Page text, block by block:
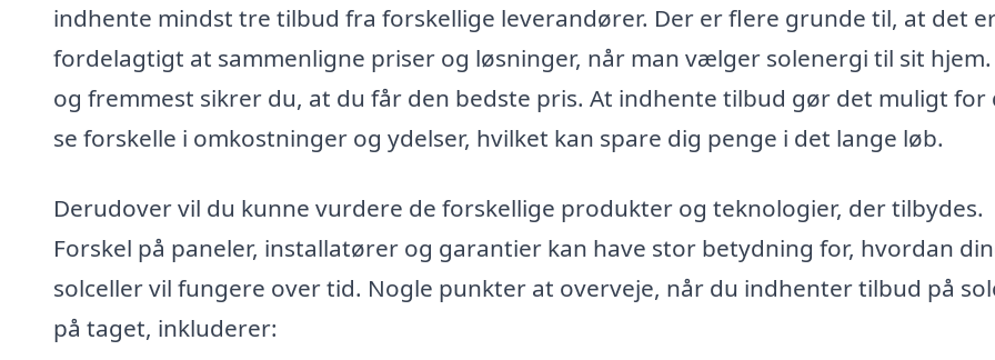
indhente mindst tre tilbud fra forskellige leverandører. Der er flere grunde til, at det
fordelagtigt at sammenligne priser og løsninger, når man vælger solenergi til sit
og fremmest sikrer du, at du får den bedste pris. At indhente tilbud gør det muligt for
se forskelle i omkostninger og ydelser, hvilket kan spare dig penge i det lange løb.
Derudover vil du kunne vurdere de forskellige produkter og teknologier, der tilbydes.
Forskel på paneler, installatører og garantier kan have stor betydning for, hvordan
solceller vil fungere over tid. Nogle punkter at overveje, når du indhenter tilbud på
på taget, inkluderer: